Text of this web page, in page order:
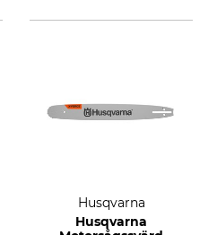
Husqvarna
Husqvarna